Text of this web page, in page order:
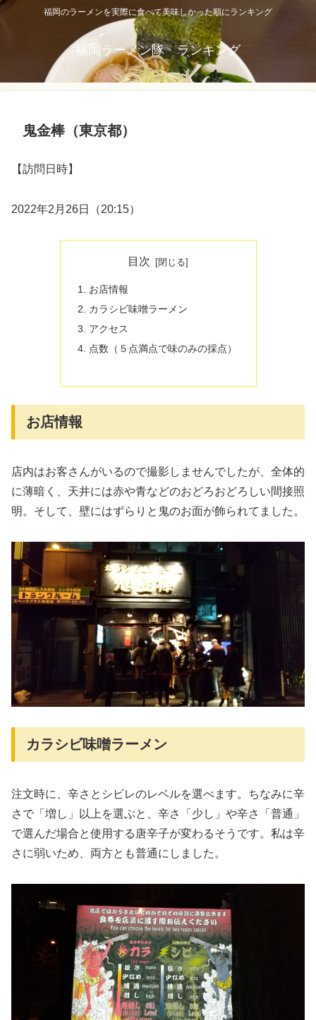
福岡のラーメンを実際に食べて美味しかった順にランキング
福岡ラーメン隊 ランキング
鬼金棒（東京都）
【訪問日時】
2022年2月26日（20:15）
目次
お店情報
カラシビ味噌ラーメン
アクセス
点数（５点満点で味のみの採点）
お店情報
店内はお客さんがいるので撮影しませんでしたが、全体的
に薄暗く、天井には赤や青などのおどろおどろしい間接照
明。そして、壁にはずらりと鬼のお面が飾られてました。
カラシビ味噌ラーメン
注文時に、辛さとシビレのレベルを選べます。ちなみに辛
さで「増し」以上を選ぶと、辛さ「少し」や辛さ「普通」
で選んだ場合と使用する唐辛子が変わるそうです。私は辛
さに弱いため、両方とも普通にしました。